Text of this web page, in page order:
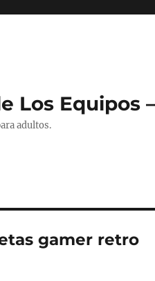
Los Equipos
adultos.
gamer retro